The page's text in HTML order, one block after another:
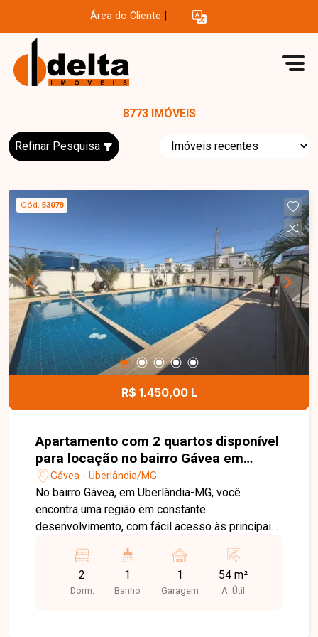
Área do Cliente
8773 IMÓVEIS
Refinar Pesquisa
Cód. 53078
R$ 1.450,00 L
Apartamento com 2 quartos disponível
para locação no bairro Gávea em
Uberlândia-MG
Gávea - Uberlândia/MG
No bairro Gávea, em Uberlândia-MG, você
encontra uma região em constante
desenvolvimento, com fácil acesso às principais
supermercados, escolas, farmácias e diversos
comércios, proporcionando praticidade e
qualidade de vida. Apartamento disponível para
2
Dorm.
1
Banho
1
Garagem
54 m²
A. Útil